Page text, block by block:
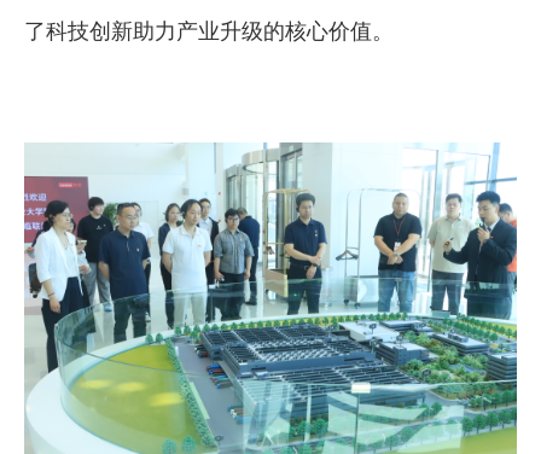
了科技创新助力产业升级的核心价值。